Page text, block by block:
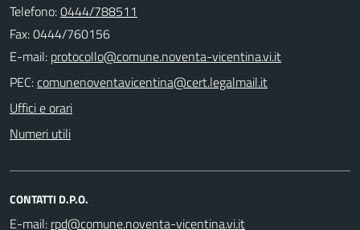
Telefono:0444/788511
Fax: 0444/760156
E-mail:
PEC:
Uffici e orari
Numeri utili
CONTATTI D.P.O.
E-mail: